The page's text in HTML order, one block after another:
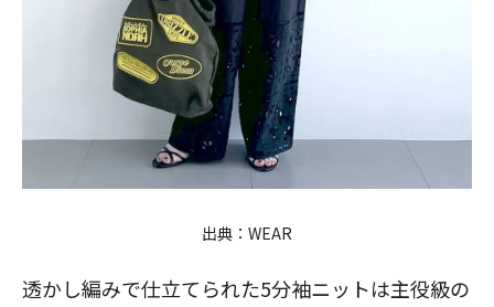
出典： WEAR
透かし編みで仕立てられた5分袖ニットは主役級の